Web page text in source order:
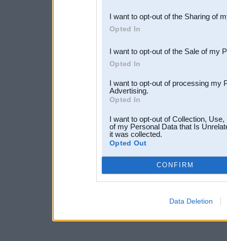
Downstream Participants
third parties.
I want to opt-out of the Sharing of
Opted In
I want to opt-out of the Sale of my
Opted In
I want to opt-out of processing my
Advertising.
Opted In
I want to opt-out of Collection,
of my Personal Data that Is
it was collected.
Opted Out
CONFIRM
Data Deletion